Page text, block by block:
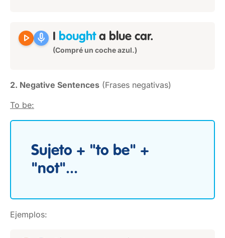
play_arrow mic I boughta blue car.
(Compré un coche azul.)
2. Negative Sentences (Frases negativas)
To be:
Sujeto + "to be" +
"not"...
Ejemplos: